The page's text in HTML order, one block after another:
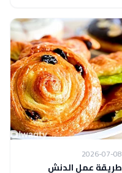
2026-07-08
طريقة عمل الدنش